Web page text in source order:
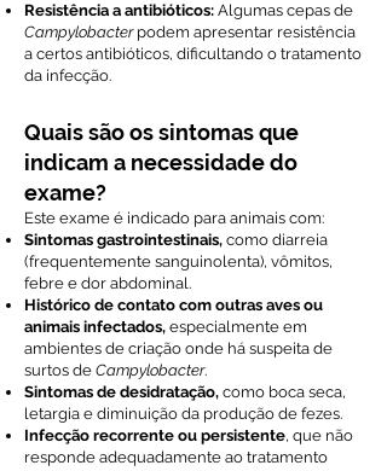
Resistência a antibióticos: Algumas cepas de
Campylobacterpodem apresentar resistência
a certos antibióticos, dificultando o tratamento
da infecção.
Quais são os sintomas que
indicam a necessidade do
exame?
Este exame é indicado para animais com:
Sintomas gastrointestinais, como diarreia
(frequentemente sanguinolenta), vômitos,
febre e dor abdominal.
Histórico de contato com outras aves ou
animais infectados, especialmente em
ambientes de criação onde há suspeita de
surtos de Campylobacter.
Sintomas de desidratação, como boca seca,
letargia e diminuição da produção de fezes.
Infecção recorrente ou persistente, que não
responde adequadamente ao tratamento